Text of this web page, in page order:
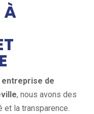
À
entreprise de
, nous avons des
et la transparence.